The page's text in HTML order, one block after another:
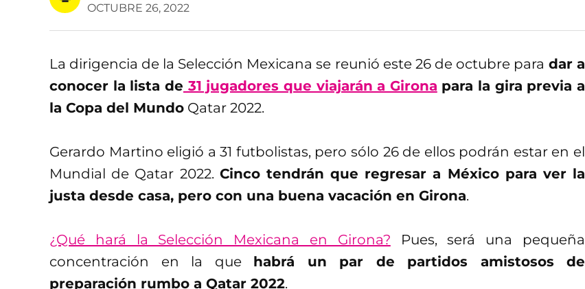
OCTUBRE 26, 2022
La dirigencia de la Selección Mexicana se reunió este 26 de octubre para dar a
conocer la lista de 31 jugadores que viajarán a Girona para la gira previa a
la Copa del Mundo Qatar 2022.
Gerardo Martino eligió a 31 futbolistas, pero sólo 26 de ellos podrán estar en el
Mundial de Qatar 2022. Cinco tendrán que regresar a México para ver la
justa desde casa, pero con una buena vacación en Girona.
¿Qué hará la Selección Mexicana en Girona? Pues, será una pequeña
concentración en la que habrá un par de partidos amistosos de
preparación rumbo a Qatar 2022.